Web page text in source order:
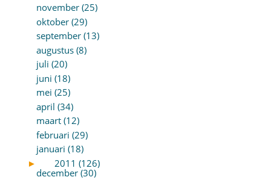
november (25)
oktober (29)
september (13)
augustus (8)
juli (20)
juni (18)
mei (25)
april (34)
maart (12)
februari (29)
januari (18)
►
2011 (126)
december (30)